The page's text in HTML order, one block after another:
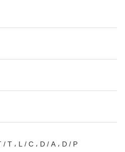
T / T ، L / C ، D / A ، D / P ، ويسترن يونيون ، موني جرام